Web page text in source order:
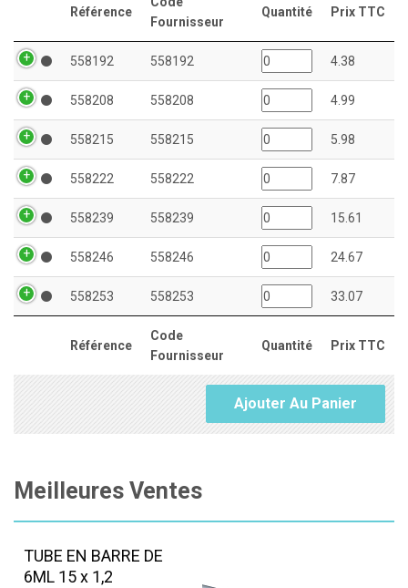
Référence
Fournisseur
Quantité Prix TTC
Référence
Code
Fournisseur
Quantité Prix TTC
558192 558192 4.38
558208 558208 4.99
558215 558215 5.98
558222 558222 7.87
558239 558239 15.61
558246 558246 24.67
558253 558253 33.07
Ajouter Au Panier
Meilleures Ventes
TUBE EN BARRE DE
6ML 15 x 1,2